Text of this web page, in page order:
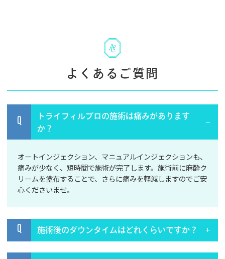
よくあるご質問
Q
トライフィルプロの施術は痛みがあります
か？
オートインジェクション、マニュアルインジェクションも、
痛みが少なく、短時間で施術が完了します。施術前に麻酔ク
リームを塗布することで、さらに痛みを軽減しますのでご安
心くださいませ。
Q 施術後のダウンタイムはどれくらいですか？